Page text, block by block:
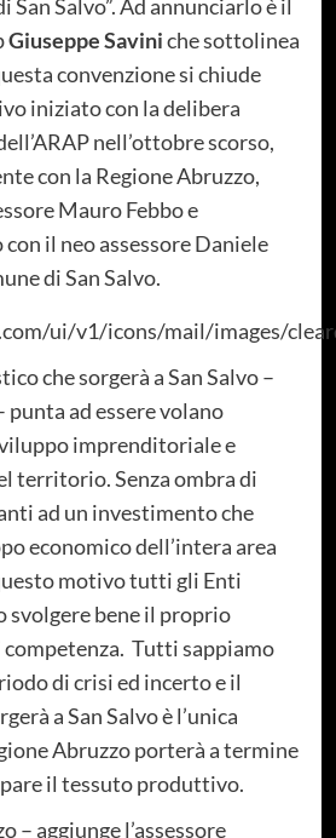
San Salvo”. Ad annunciarlo è il
Giuseppe Saviniche sottolinea
convenzione si chiude
iniziato con la delibera
nell’ottobre scorso,
con la Regione Abruzzo,
Mauro Febbo e
il neo assessore Daniele
di San Salvo.
che sorgerà a San Salvo –
ad essere volano
imprenditoriale e
territorio. Senza ombra di
ad un investimento che
economico dell’intera area
motivo tutti gli Enti
svolgere bene il proprio
Tutti sappiamo
di crisi ed incerto e il
a San Salvo è l’unica
Abruzzo porterà a termine
il tessuto produttivo.
– aggiunge l’assessore